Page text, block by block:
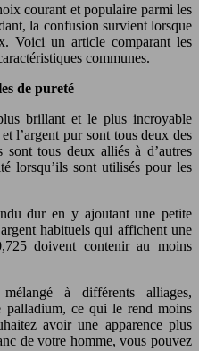
courant et populaire parmi les
la confusion survient lorsque
Voici un article comparant les
communes.
de pureté
brillant et le plus incroyable
l’argent pur sont tous deux des
tous deux alliés à d’autres
lorsqu’ils sont utilisés pour les
dur en y ajoutant une petite
habituels qui affichent une
doivent contenir au moins
à différents alliages,
ce qui le rend moins
avoir une apparence plus
de votre homme, vous pouvez